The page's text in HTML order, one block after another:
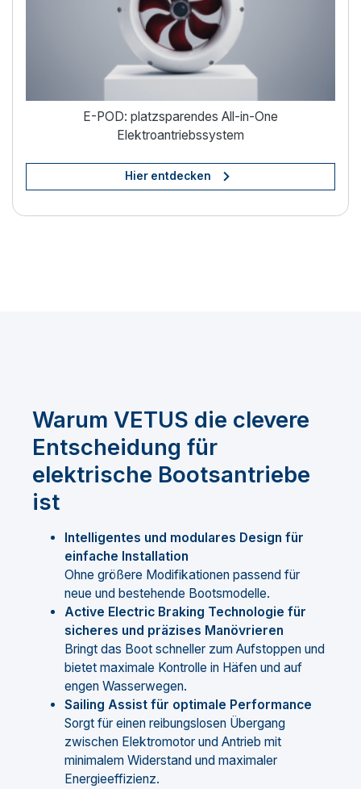
E-POD: platzsparendes All-in-One
Elektroantriebssystem
Hier entdecken
Warum VETUS die clevere
Entscheidung für
elektrische Bootsantriebe
ist
Intelligentes und modulares Design für
einfache Installation
Ohne größere Modifikationen passend für
neue und bestehende Bootsmodelle.
Active Electric Braking Technologie für
sicheres und präzises Manövrieren
Bringt das Boot schneller zum Aufstoppen und
bietet maximale Kontrolle in Häfen und auf
engen Wasserwegen.
Sailing Assist für optimale Performance
Sorgt für einen reibungslosen Übergang
zwischen Elektromotor und Antrieb mit
minimalem Widerstand und maximaler
Energieeffizienz.